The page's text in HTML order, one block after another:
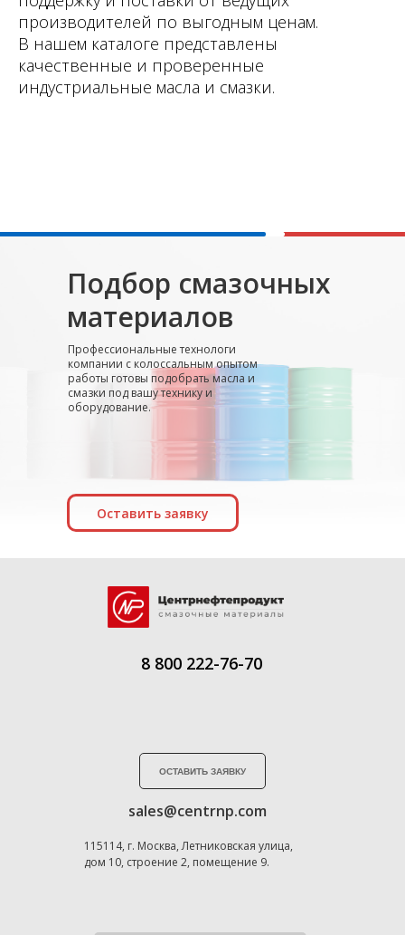
производителей по выгодным ценам.
В нашем каталоге представлены
качественные и проверенные
индустриальные масла и смазки.
Подбор смазочных
материалов
Профессиональные технологи
компании с колоссальным опытом
работы готовы подобрать масла и
смазки под вашу технику и
оборудование.
Оставить заявку
8 800 222-76-70
ОСТАВИТЬ ЗАЯВКУ
sales@centrnp.com
115114, г. Москва, Летниковская улица,
дом 10, строение 2, помещение 9.